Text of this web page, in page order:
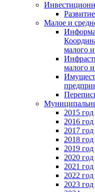
Малое и
малого
малого
2015 год
2016 год
2017 год
2018 год
2019 год
2020 год
2021 год
2022 год
2023 год